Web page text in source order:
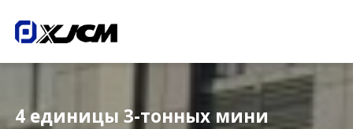
4 единицы 3-тонных мини